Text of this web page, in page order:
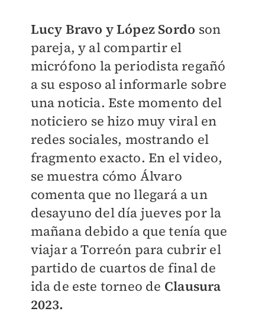
Lucy Bravo y López Sordo son
pareja, y al compartir el
micrófono la periodista regañó
a su esposo al informarle sobre
una noticia. Este momento del
noticiero se hizo muy viral en
redes sociales, mostrando el
fragmento exacto. En el video,
se muestra cómo Álvaro
comenta que no llegará a un
desayuno del día jueves por la
mañana debido a que tenía que
viajar a Torreón para cubrir el
partido de cuartos de final de
ida de este torneo de Clausura
2023.